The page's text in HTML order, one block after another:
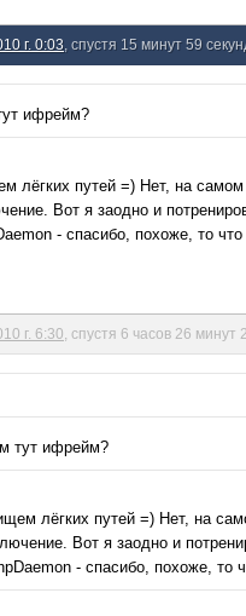
г. 0:03 , спустя 15 минут 59
ифрейм?
лёгких путей =) Нет, на самом
Вот я заодно и
- спасибо, похоже, то
г. 6:30 , спустя 6 часов 26 минут
тут ифрейм?
лёгких путей =) Нет, на
Вот я заодно и
- спасибо, похоже, то